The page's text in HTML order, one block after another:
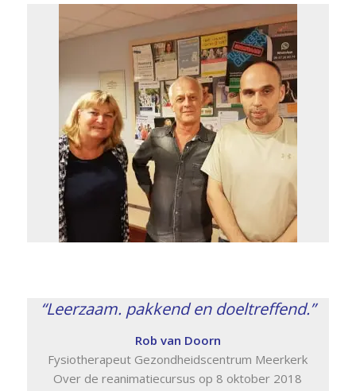
“Leerzaam. pakkend en doeltreffend.”
Rob van Doorn
Fysiotherapeut Gezondheidscentrum Meerkerk
Over de reanimatiecursus op 8 oktober 2018